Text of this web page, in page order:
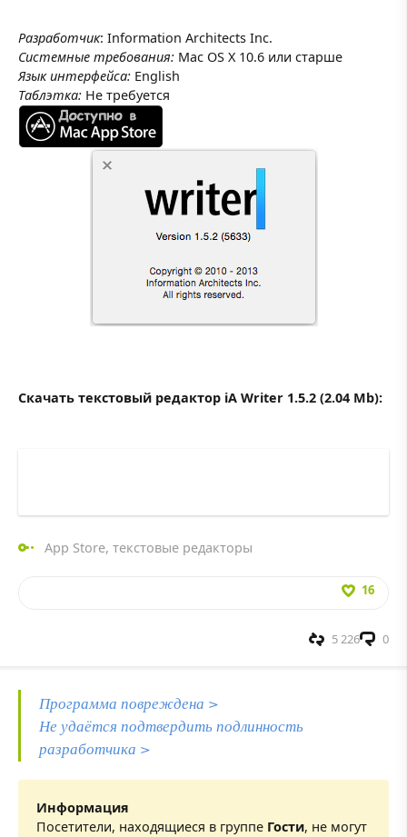
Разработчик: Information Architects Inc.
Системные требования: Mac OS X 10.6 или старше
Язык интерфейса: English
Таблэтка: Не требуется
Скачать текстовый редактор iA Writer 1.5.2 (2.04 Mb):
App Store, текстовые редакторы
16
0
5 226
Программа повреждена >
Не удаётся подтвердить подлинность
разработчика >
Информация
Посетители, находящиеся в группе Гости, не могут